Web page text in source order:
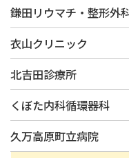
鎌田リウマチ・整形外
衣山クリニック
北吉田診療所
くぼた内科循環器科
久万高原町立病院